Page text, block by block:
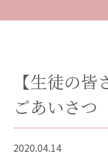
【生徒の
ごあいさつ
2020.04.14